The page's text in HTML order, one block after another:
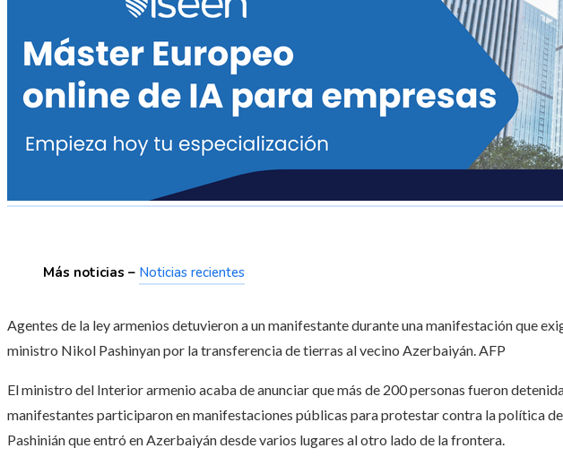
Más noticias – Noticias recientes
Agentes de la ley armenios detuvieron a un manifestante durante una manifestación que
ministro Nikol Pashinyan por la transferencia de tierras al vecino Azerbaiyán.AFP
El ministro del Interior armenio acaba de anunciar que más de 200 personas fueron
manifestantes participaron en manifestaciones públicas para protestar contra la política
Pashinián que entró en Azerbaiyán desde varios lugares al otro lado de la frontera.